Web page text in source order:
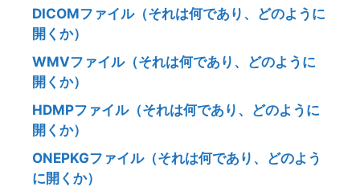
DICOMファイル（それは何であり、どのように
開くか）
WMVファイル（それは何であり、どのように
開くか）
HDMPファイル（それは何であり、どのように
開くか）
ONEPKGファイル（それは何であり、どのよう
に開くか）